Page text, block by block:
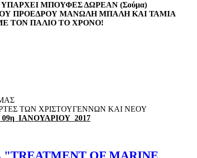
ΥΠΑΡΧΕΙ ΜΠΟΥΦΕΣ ΔΩΡΕΑΝ (Σούμα)
ΠΡΟΕΔΡΟΥ ΜΑΝΩΛΗ ΜΠΑΛΗ ΚΑΙ ΤΑΜΙΑ
ΤON ΠΑΛΙΟ ΤΟ ΧΡΟΝΟ!
ΤΩΝ ΧΡΙΣΤΟΥΓΕΝΝΩΝ KAI ΝΕΟΥ
09η ΙΑΝΟΥΑΡΙΟΥ 2017